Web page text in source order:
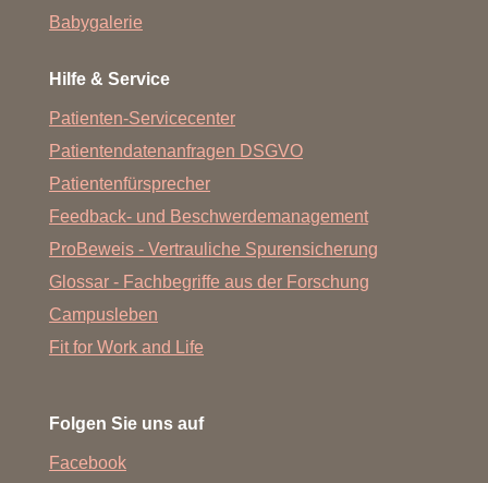
Babygalerie
Hilfe & Service
Patienten-Servicecenter
Patientendatenanfragen DSGVO
Patientenfürsprecher
Feedback- und Beschwerdemanagement
ProBeweis - Vertrauliche Spurensicherung
Glossar - Fachbegriffe aus der Forschung
Campusleben
Fit for Work and Life
Folgen Sie uns auf
Facebook